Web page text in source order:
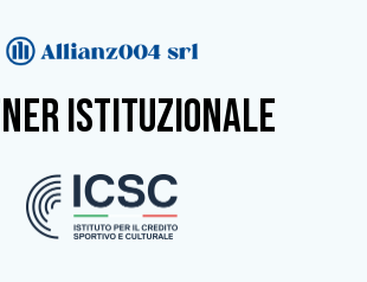
istituzionale